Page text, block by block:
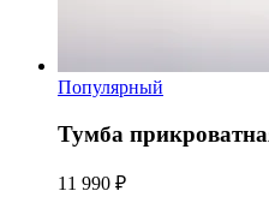
Популярный
Тумба
11 990 ₽